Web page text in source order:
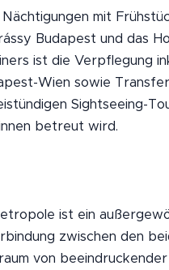
mit
Budapest und das
ist die Verpflegung
Wien sowie
Sightseeing-
betreut wird.
ist ein
zwischen den
von